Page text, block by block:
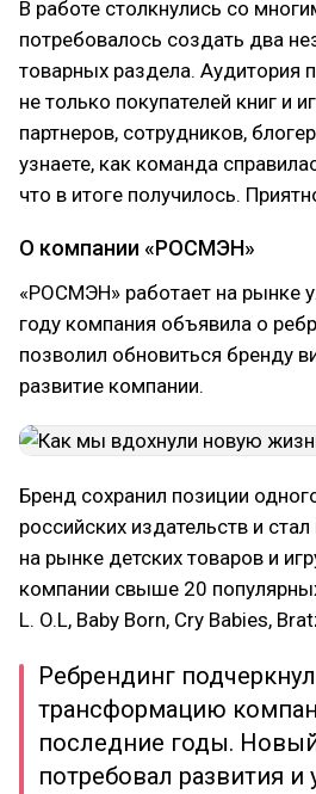
В работе столкнулись со
потребовалось создать два
товарных раздела. Аудитория
не только покупателей книг и
партнеров, сотрудников,
узнаете, как команда
что в итоге получилось.
О компании «РОСМЭН»
«РОСМЭН» работает на рынке
году компания объявила о
позволил обновиться бренду
развитие компании.
Бренд сохранил позиции
российских издательств и
на рынке детских товаров и
компании свыше 20
L. O.L, Baby Born, Cry Babies,
Ребрендинг подчеркнул
трансформацию
последние годы.
потребовал развития и